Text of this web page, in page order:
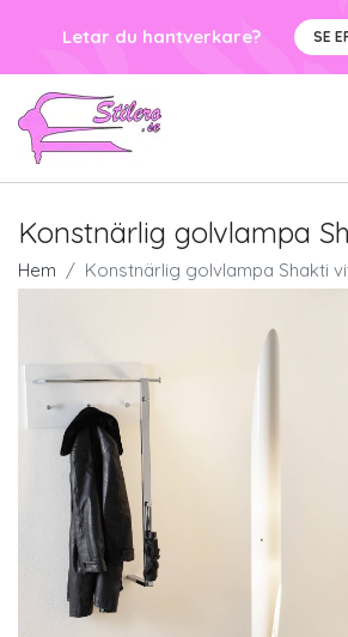
Letar du hantverkare? SE
Konstnärlig golvlampa
Hem Konstnärlig golvlampa Shakti